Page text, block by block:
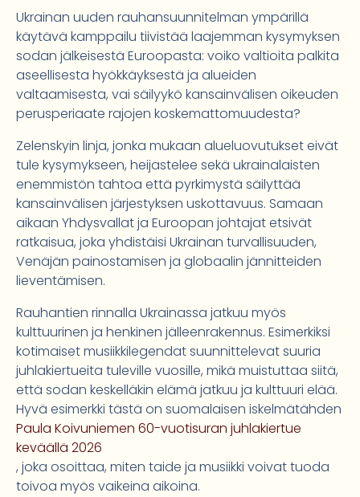
Ukrainan uuden rauhansuunnitelman ympärillä
käytävä kamppailu tiivistää laajemman kysymyksen
sodan jälkeisestä Euroopasta: voiko valtioita palkita
aseellisesta hyökkäyksestä ja alueiden
valtaamisesta, vai säilyykö kansainvälisen oikeuden
perusperiaate rajojen koskemattomuudesta?
Zelenskyin linja, jonka mukaan alueluovutukset eivät
tule kysymykseen, heijastelee sekä ukrainalaisten
enemmistön tahtoa että pyrkimystä säilyttää
kansainvälisen järjestyksen uskottavuus. Samaan
aikaan Yhdysvallat ja Euroopan johtajat etsivät
ratkaisua, joka yhdistäisi Ukrainan turvallisuuden,
Venäjän painostamisen ja globaalin jännitteiden
lieventämisen.
Rauhantien rinnalla Ukrainassa jatkuu myös
kulttuurinen ja henkinen jälleenrakennus. Esimerkiksi
kotimaiset musiikkilegendat suunnittelevat suuria
juhlakiertueita tuleville vuosille, mikä muistuttaa siitä,
että sodan keskelläkin elämä jatkuu ja kulttuuri elää.
Hyvä esimerkki tästä on suomalaisen iskelmätähden
Paula Koivuniemen 60-vuotisuran juhlakiertue
keväällä 2026
, joka osoittaa, miten taide ja musiikki voivat tuoda
toivoa myös vaikeina aikoina.